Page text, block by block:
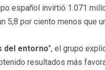
español invirtió 1.071
5,8 por ciento menos que
del entorno", el grupo
resultados más